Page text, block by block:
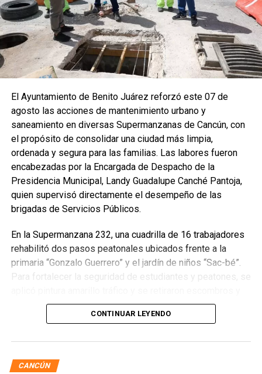
El Ayuntamiento de Benito Juárez reforzó este 07 de
agosto las acciones de mantenimiento urbano y
saneamiento en diversas Supermanzanas de Cancún, con
el propósito de consolidar una ciudad más limpia,
ordenada y segura para las familias. Las labores fueron
encabezadas por la Encargada de Despacho de la
Presidencia Municipal, Landy Guadalupe Canché Pantoja,
quien supervisó directamente el desempeño de las
brigadas de Servicios Públicos.
En la Supermanzana 232, una cuadrilla de 16 trabajadores
rehabilitó dos pasos peatonales ubicados frente a la
primaria “Gonzalo Guerrero” y el jardín de niños “Sac-bé”.
Para fortalecer la seguridad de estudiantes y peatones, se
residuos vegetales acumulados en la zona. Estas
acciones buscan garantizar entornos escolares más
CONTINUAR LEYENDO
CANCÚN